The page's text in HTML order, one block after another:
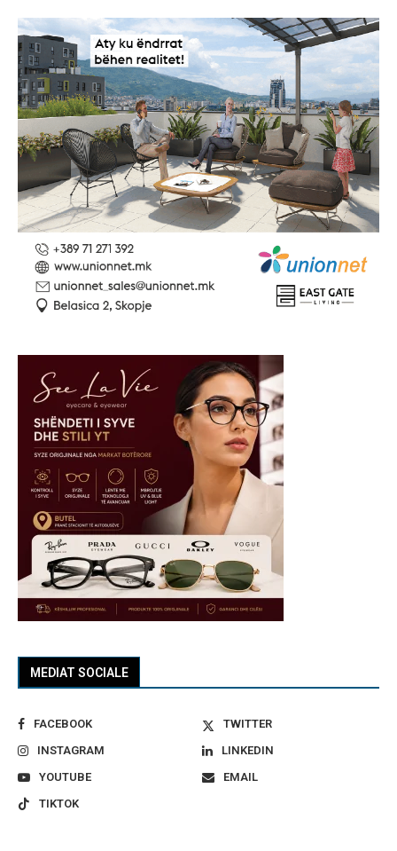
MEDIAT SOCIALE
FACEBOOK
TWITTER
INSTAGRAM
LINKEDIN
YOUTUBE
EMAIL
TIKTOK